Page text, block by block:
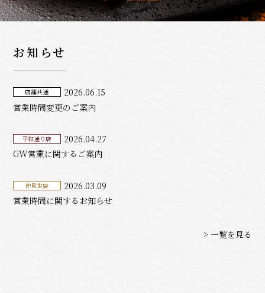
お知らせ
店舗共通
2026.06.15
営業時間変更のご案内
平和通り店
2026.04.27
GW営業に関するご案内
仲見世店
2026.03.09
営業時間に関するお知らせ
> 一覧を見る